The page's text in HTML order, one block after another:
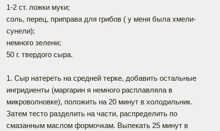
1-2 ст. ложки муки;
соль, перец, приправа для грибов ( у меня была хмели-
сунели);
немного зелени;
50 г. твердого сыра.
1. Сыр натереть на средней терке, добавить остальные
ингридиенты (маргарин я немного расплавляла в
микроволновке), положить на 20 минут в холодильник.
Затем тесто разделить на части, распределить по
смазанным маслом формочкам. Выпекать 25 минут в